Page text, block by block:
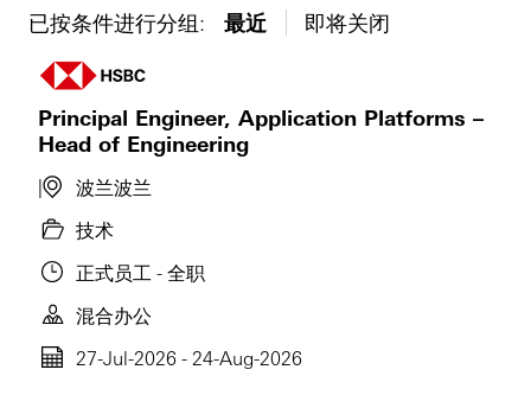
已按条件进行分组:
最近 即将关闭
Principal Engineer, Application Platforms –
Head of Engineering
波兰波兰
技术
正式员工 - 全职
混合办公
27-Jul-2026 - 24-Aug-2026